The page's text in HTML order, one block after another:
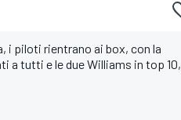
i piloti rientrano ai box, con la
a tutti e le due Williams in top 10,